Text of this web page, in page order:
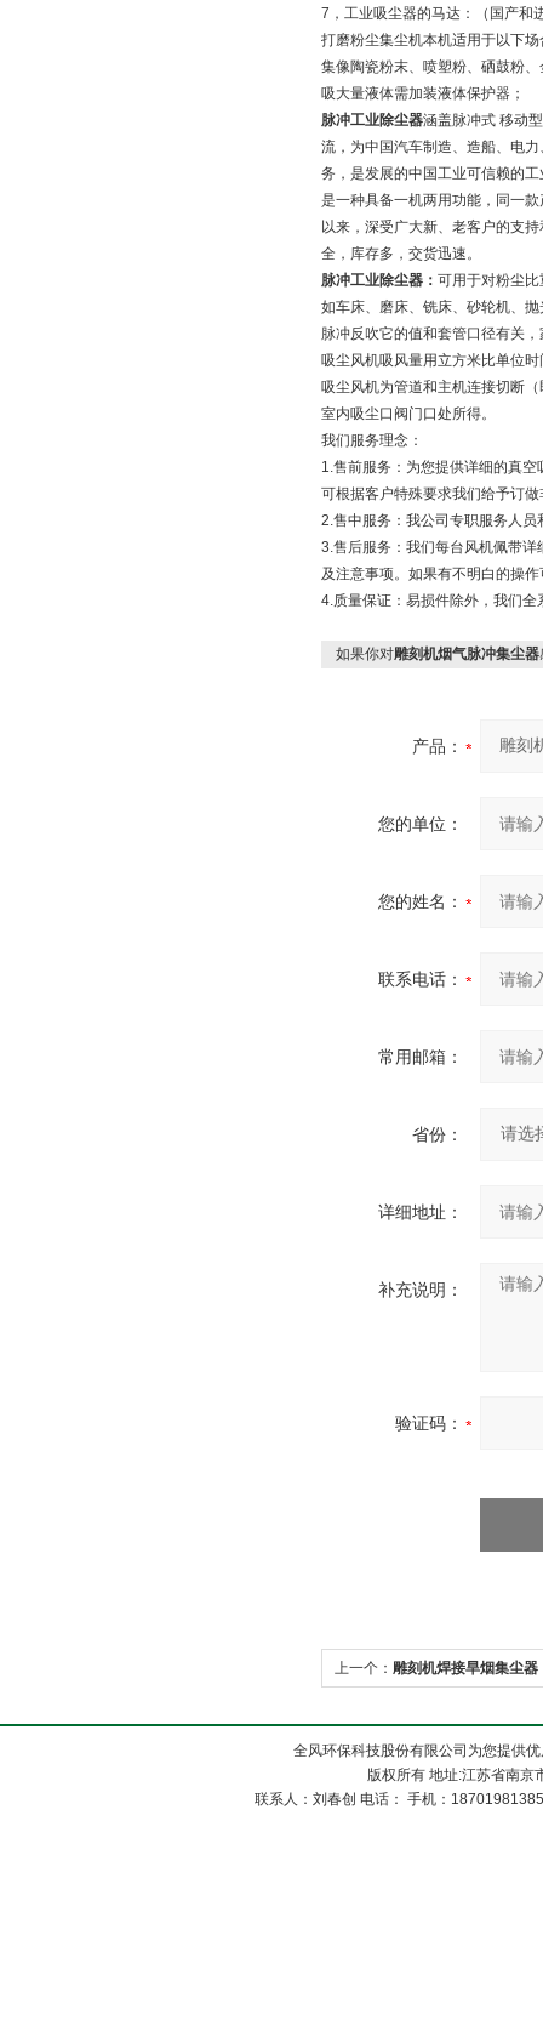
7，工业吸尘器的马达：（国产和
打磨粉尘集尘机本机适用于以下
集像陶瓷粉末、喷塑粉、硒鼓粉
吸大量液体需加装液体保护器；
脉冲工业除尘器涵盖脉冲式 移动
流，为中国汽车制造、造船、电
务，是发展的中国工业可信赖的
是一种具备一机两用功能，同一
以来，深受广大新、老客户的支
全，库存多，交货迅速。
脉冲工业除尘器： 可用于对粉尘
如车床、磨床、铣床、砂轮机、
脉冲反吹它的值和套管口径有关
吸尘风机吸风量用立方米比单位
吸尘风机为管道和主机连接切断
室内吸尘口阀门口处所得。
我们服务理念：
1.售前服务：为您提供详细的真
可根据客户特殊要求我们给予订
2.售中服务：我公司专职服务人
3.售后服务：我们每台风机佩带
及注意事项。如果有不明白的操
4.质量保证：易损件除外，我们
如果你对雕刻机烟气脉冲集尘器
产品：
您的单位：
您的姓名：
联系电话：
常用邮箱：
省份：
详细地址：
补充说明：
验证码：
上一个： 雕刻机焊接旱烟集尘器
全风环保科技股份有限公司为您提供
版权所有 地址:江苏省南
联系人：刘春创 电话： 手机：